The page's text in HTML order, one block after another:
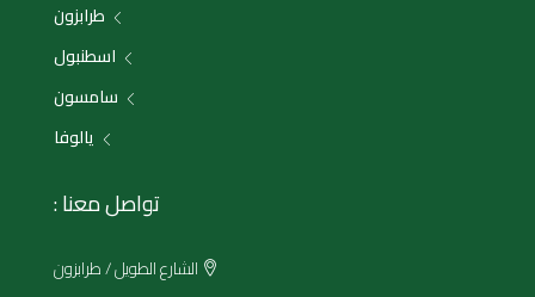
طرابزون
اسطنبول
سامسون
يالوفا
تواصل معنا :
الشارع الطويل / طرابزون